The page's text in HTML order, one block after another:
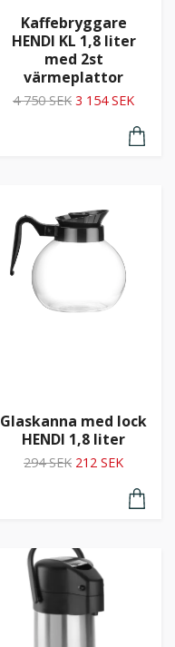
Kaffebryggare
HENDI KL 1,8 liter
med 2st
värmeplattor
4 750 SEK 3 154 SEK
Glaskanna med lock
HENDI 1,8 liter
294 SEK 212 SEK